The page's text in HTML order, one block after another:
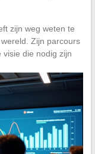
zijn weg weten te
Zijn parcours
die nodig zijn